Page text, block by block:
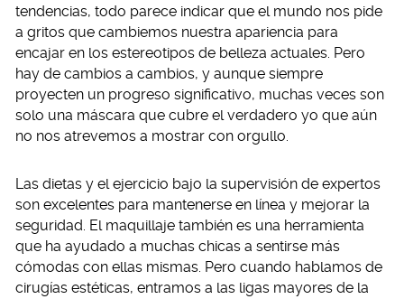
tendencias, todo parece indicar que el mundo nos pide
a gritos que cambiemos nuestra apariencia para
encajar en los estereotipos de belleza actuales. Pero
hay de cambios a cambios, y aunque siempre
proyecten un progreso significativo, muchas veces son
solo una máscara que cubre el verdadero yo que aún
no nos atrevemos a mostrar con orgullo.
Las dietas y el ejercicio bajo la supervisión de expertos
son excelentes para mantenerse en línea y mejorar la
seguridad. El maquillaje también es una herramienta
que ha ayudado a muchas chicas a sentirse más
cómodas con ellas mismas. Pero cuando hablamos de
cirugías estéticas, entramos a las ligas mayores de la